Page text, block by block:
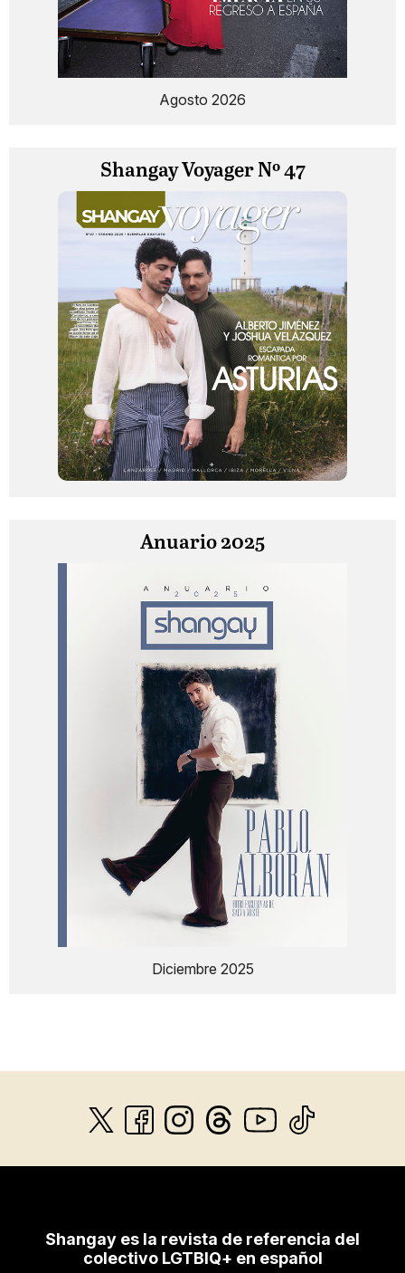
Agosto 2026
Shangay Voyager Nº 47
Anuario 2025
Diciembre 2025
Shangay es la revista de referencia del
colectivo LGTBIQ+ en español